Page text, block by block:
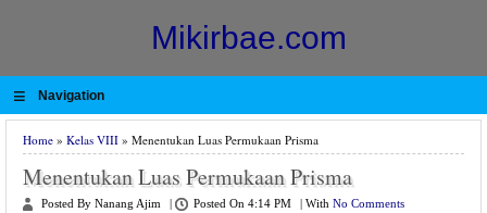
Mikirbae.com
≡ Navigation
Home » Kelas VIII » Menentukan Luas Permukaan Prisma
Menentukan Luas Permukaan Prisma
Posted By Nanang Ajim Posted On 4:14 PM With No Comments